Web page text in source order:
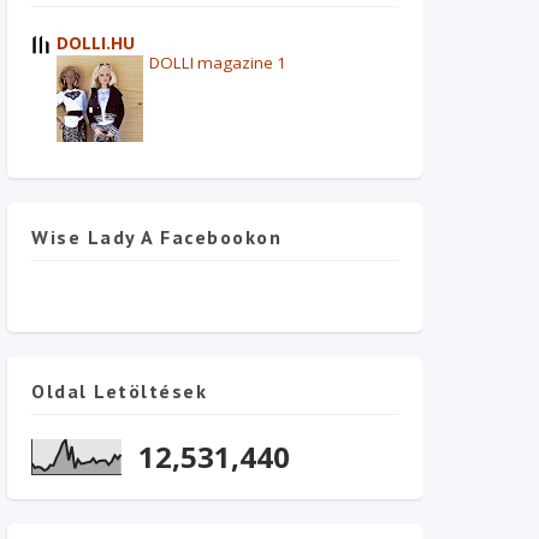
DOLLI.HU
DOLLI magazine 1
Wise Lady A Facebookon
Oldal Letöltések
12,531,440